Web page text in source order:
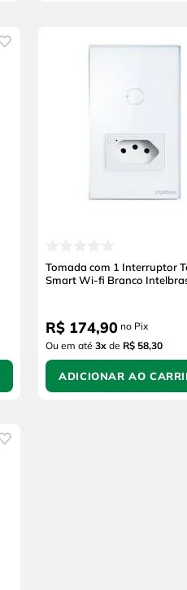
Tomada com 1 Interruptor
Smart Wi-fi Branco
R$ 174,90 no Pix
Ou em até 3x de R$ 58,30
ADICIONAR AO